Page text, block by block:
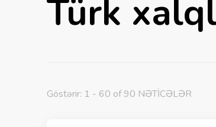
Türk
Göstərir: 1 - 60 of 90 NƏTİCƏLƏR